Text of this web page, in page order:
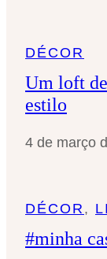
DÉCOR
Um loft
estilo
4 de março
DÉCOR ,
#minha